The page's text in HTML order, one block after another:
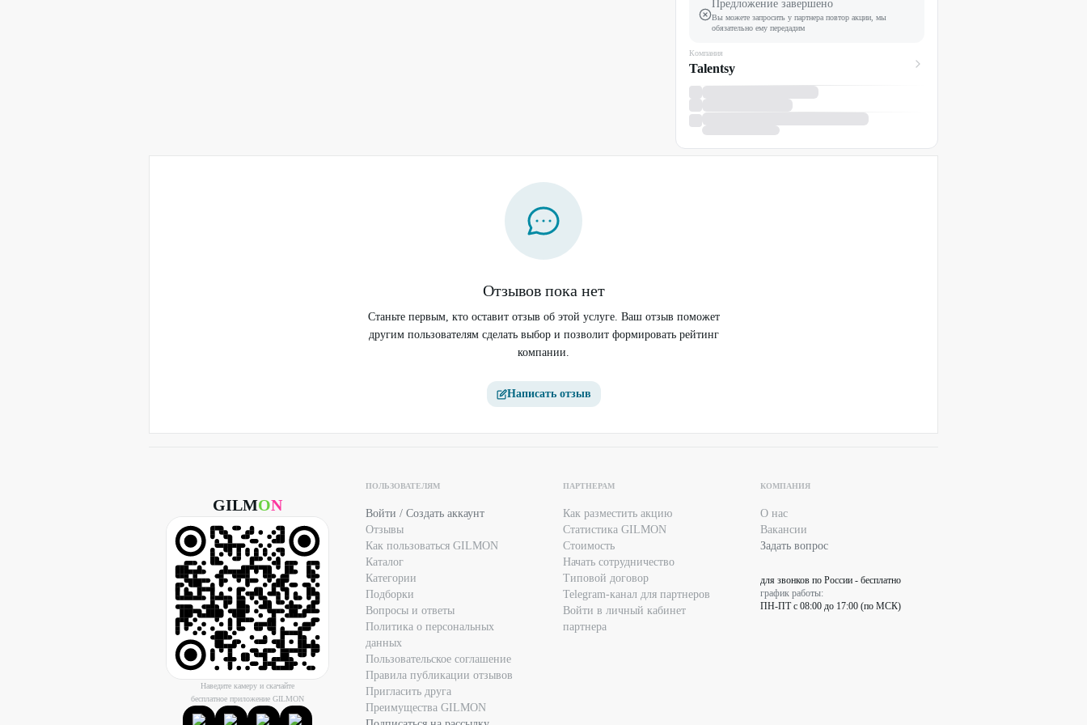
Предложение завершено
Вы можете запросить у партнера повтор акции, мы
обязательно ему передадим
Компания
Talentsy
Отзывов пока нет
Станьте первым, кто оставит отзыв об этой услуге. Ваш отзыв поможет
другим пользователям сделать выбор и позволит формировать рейтинг
компании.
Написать отзыв
GILMON
Наведите камеру и скачайте
бесплатное приложение GILMON
ПОЛЬЗОВАТЕЛЯМ
Войти / Создать аккаунт
Отзывы
Как пользоваться GILMON
Каталог
Категории
Подборки
Вопросы и ответы
Политика о персональных
данных
Пользовательское соглашение
Правила публикации отзывов
Пригласить друга
Преимущества GILMON
ПАРТНЕРАМ
Как разместить акцию
Статистика GILMON
Стоимость
Начать сотрудничество
Типовой договор
Telegram-канал для партнеров
Войти в личный кабинет
партнера
КОМПАНИЯ
О нас
Вакансии
Задать вопрос
для звонков по России - бесплатно
график работы:
ПН-ПТ с 08:00 до 17:00 (по МСК)